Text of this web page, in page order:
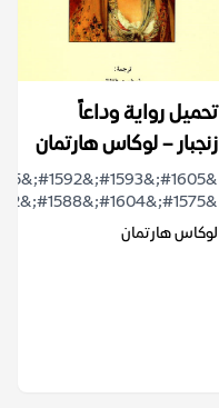
تحميل رواية وداعاً
زنجبار – لوكاس هارتمان
&#1575;&#1604;&#1588;&#1582;&#1589;&#1610;&#1575;&#...
لوكاس هارتمان